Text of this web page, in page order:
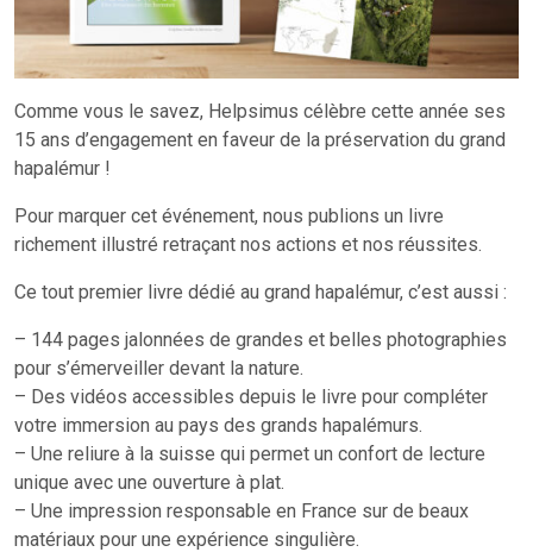
Comme vous le savez, Helpsimus célèbre cette année ses
15 ans d’engagement en faveur de la préservation du grand
hapalémur !
Pour marquer cet événement, nous publions un livre
richement illustré retraçant nos actions et nos réussites.
Ce tout premier livre dédié au grand hapalémur, c’est aussi :
– 144 pages jalonnées de grandes et belles photographies
pour s’émerveiller devant la nature.
– Des vidéos accessibles depuis le livre pour compléter
votre immersion au pays des grands hapalémurs.
– Une reliure à la suisse qui permet un confort de lecture
unique avec une ouverture à plat.
– Une impression responsable en France sur de beaux
matériaux pour une expérience singulière.